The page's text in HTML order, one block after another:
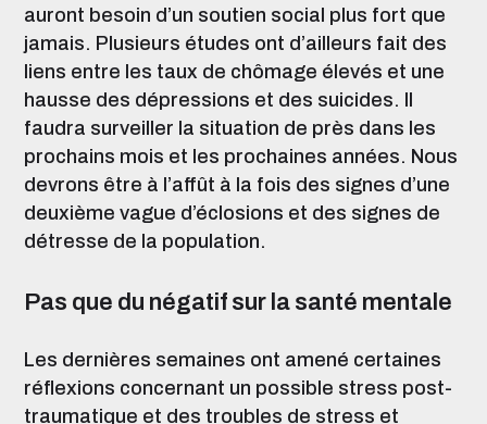
auront besoin d’un soutien social plus fort que
jamais. Plusieurs études ont d’ailleurs fait des
liens entre les taux de chômage élevés et une
hausse des dépressions et des suicides. Il
faudra surveiller la situation de près dans les
prochains mois et les prochaines années. Nous
devrons être à l’affût à la fois des signes d’une
deuxième vague d’éclosions et des signes de
détresse de la population.
Pas que du négatif sur la santé mentale
Les dernières semaines ont amené certaines
réflexions concernant un possible stress post-
traumatique et des troubles de stress et